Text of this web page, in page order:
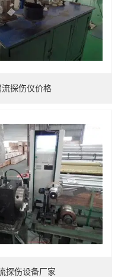
流探伤仪价格
探伤设备厂家